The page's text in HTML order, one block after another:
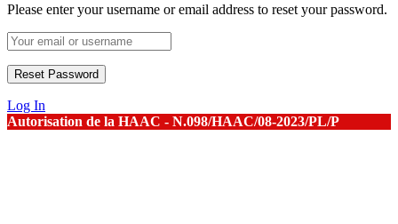
Please enter your username or email address to reset your password.
Log In
Autorisation de la HAAC - N.098/HAAC/08-2023/PL/P